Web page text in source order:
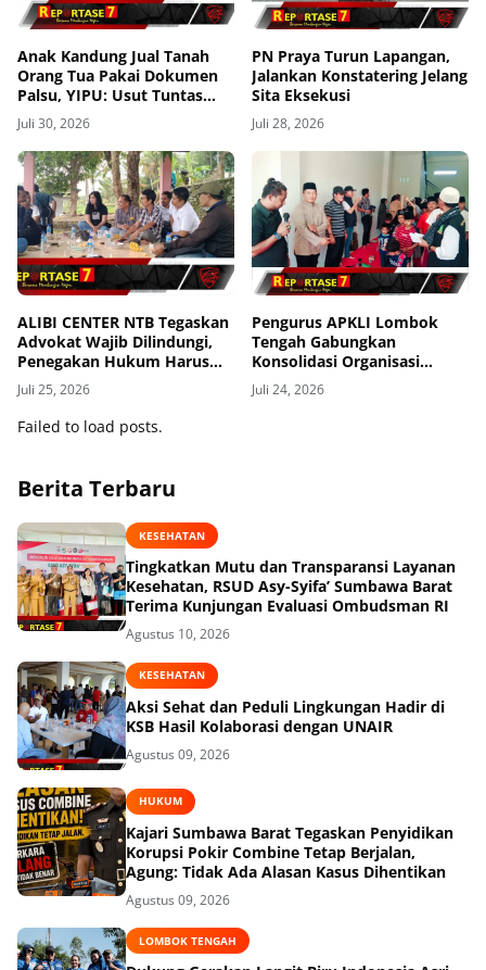
Anak Kandung Jual Tanah
Orang Tua Pakai Dokumen
Palsu, YIPU: Usut Tuntas
Persekongkolan Desa hingga
BPN
Juli 30, 2026
PN Praya Turun Lapangan,
Jalankan Konstatering Jelang
Sita Eksekusi
Juli 28, 2026
ALIBI CENTER NTB Tegaskan
Advokat Wajib Dilindungi,
Penegakan Hukum Harus
Tanpa Pandang Bulu
Juli 25, 2026
Pengurus APKLI Lombok
Tengah Gabungkan
Konsolidasi Organisasi
dengan Berbagi Kasih ke
Anak Yatim
Juli 24, 2026
Failed to load posts.
Berita Terbaru
KESEHATAN
Tingkatkan Mutu dan Transparansi Layanan
Kesehatan, RSUD Asy-Syifa’ Sumbawa Barat
Terima Kunjungan Evaluasi Ombudsman RI
Agustus 10, 2026
KESEHATAN
Aksi Sehat dan Peduli Lingkungan Hadir di
KSB Hasil Kolaborasi dengan UNAIR
Agustus 09, 2026
HUKUM
Kajari Sumbawa Barat Tegaskan Penyidikan
Korupsi Pokir Combine Tetap Berjalan,
Agung: Tidak Ada Alasan Kasus Dihentikan
Agustus 09, 2026
LOMBOK TENGAH